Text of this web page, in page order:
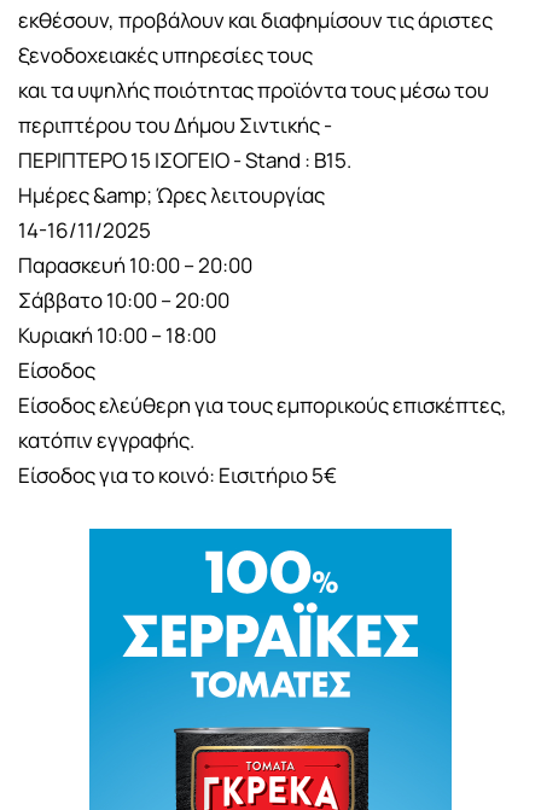
εκθέσουν, προβάλουν και διαφημίσουν τις άριστες
ξενοδοχειακές υπηρεσίες τους
και τα υψηλής ποιότητας προϊόντα τους μέσω του
περιπτέρου του Δήμου Σιντικής -
ΠΕΡΙΠΤΕΡΟ 15 ΙΣΟΓΕΙΟ - Stand : Β15.
Ημέρες &amp; Ώρες λειτουργίας
14-16/11/2025
Παρασκευή 10:00 – 20:00
Σάββατο 10:00 – 20:00
Κυριακή 10:00 – 18:00
Είσοδος
Είσοδος ελεύθερη για τους εμπορικούς επισκέπτες,
κατόπιν εγγραφής.
Είσοδος για το κοινό: Εισιτήριο 5€